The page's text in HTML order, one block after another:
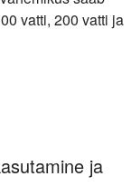
vatti, 200 vatti ja
ja